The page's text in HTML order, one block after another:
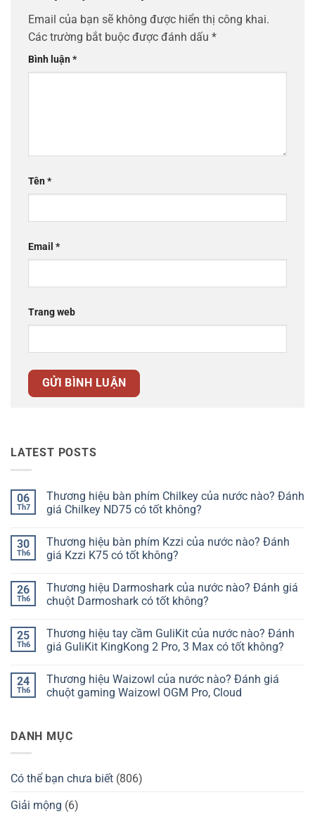
Email của bạn sẽ không được hiển thị công khai.
Các trường bắt buộc được đánh dấu *
Bình luận*
Tên*
Email *
Trang web
LATEST POSTS
06
Th7
Thương hiệu bàn phím Chilkey của nước nào? Đánh
giá Chilkey ND75 có tốt không?
bình
luận
ở
bàn
phím
Chilkey
nào?
Đánh
giá
có
tốt
không?
30
Th6
Thương hiệu bàn phím Kzzi của nước nào? Đánh
giá Kzzi K75 có tốt không?
bình
luận
ở
bàn
phím
Kzzi
nào?
Đánh
giá
tốt
không?
26
Th6
Thương hiệu Darmoshark của nước nào? Đánh giá
chuột Darmoshark có tốt không?
bình
luận
ở
Darmoshark
của
nước
chuột
Darmoshark
25
Th6
Thương hiệu tay cầm GuliKit của nước nào? Đánh
giá GuliKit KingKong 2 Pro, 3 Max có tốt không?
bình
luận
ở
cầm
GuliKit
Đánh
GuliKit
KingKong
24
Th6
Thương hiệu Waizowl của nước nào? Đánh giá
chuột gaming Waizowl OGM Pro, Cloud
luận
ở
của
nào?
Đánh
DANH MỤC
Có thể bạn chưa biết (806)
Giải mộng (6)